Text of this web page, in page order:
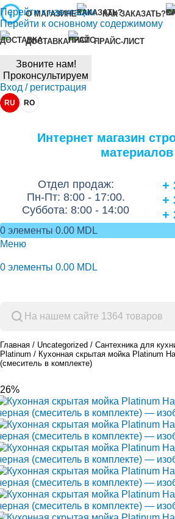
Перейти к навигации
Перейти к основному содержимому
О МАГАЗИНЕ КАК ЗАКАЗАТЬ?
ДОСТАВКА ПРАЙС-ЛИСТ
Звоните нам!
Проконсультируем
Вход / регистрация
RU RO
Интернет магазин
материалов
Отдел продаж:
Пн-Пт: 8:00 - 17:00.
Суббота: 8:00 - 14:00
+
+
+
0 элементы 0.00 MDL
Меню
0 элементы 0.00 MDL
Главная Uncategorized Сантехника для
Platinum
Кухонная скрытая мойка Platinum
(смеситель в комплекте)